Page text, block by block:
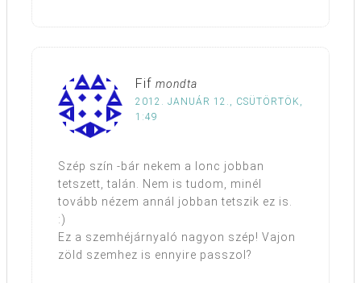
Fif mondta
2012. JANUÁR 12., CSÜTÖRTÖK,
1:49
Szép szín -bár nekem a lonc jobban
tetszett, talán. Nem is tudom, minél
tovább nézem annál jobban tetszik ez is.
:)
Ez a szemhéjárnyaló nagyon szép! Vajon
zöld szemhez is ennyire passzol?